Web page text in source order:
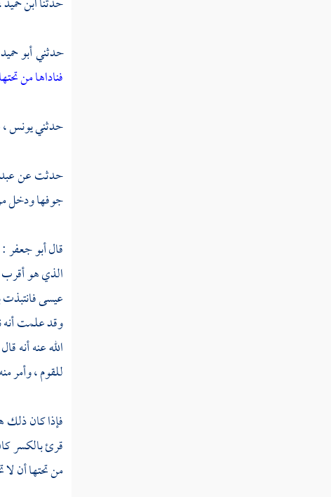
حدثنيأبو
فناداها من تحتها
حدثنييونس ،
حدثت عن
جوفها ودخل
قالأبو جعفر:
الذي هو أقرب
عيسى
وقد علمت أنه
الله عنه أنه
للقوم ، وأمر
فإذا كان ذلك
قرئ بالكسر
من تحتها أن لا